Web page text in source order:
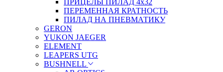
ПЕРЕМЕННАЯ КРАТНОСТЬ
ПИЛАД НА ПНЕВМАТИКУ
GERON
YUKON JAEGER
ELEMENT
LEAPERS UTG
BUSHNELL